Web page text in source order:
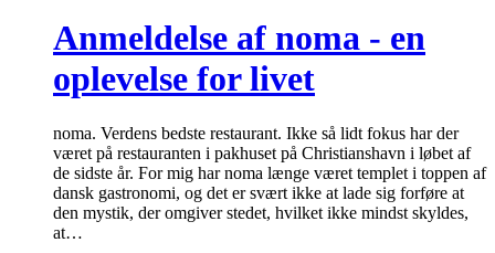
Anmeldelse af noma - en
oplevelse for livet
noma. Verdens bedste restaurant. Ikke så lidt fokus har der
været på restauranten i pakhuset på Christianshavn i løbet af
de sidste år. For mig har noma længe været templet i toppen af
dansk gastronomi, og det er svært ikke at lade sig forføre at
den mystik, der omgiver stedet, hvilket ikke mindst skyldes,
at…